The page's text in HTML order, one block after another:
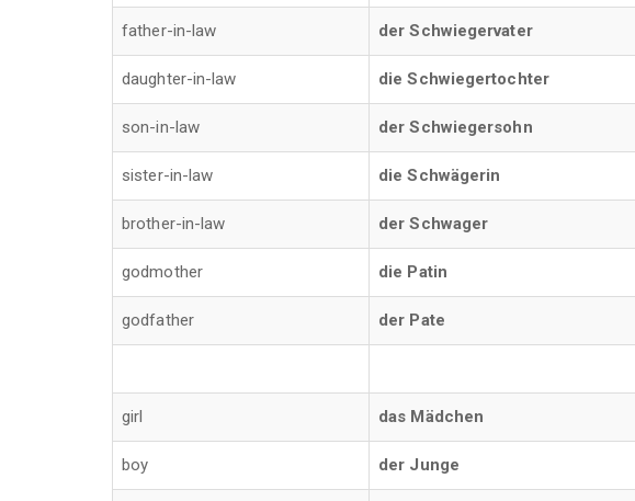
father-in-law der Schwiegervater
daughter-in-law die Schwiegertochter
son-in-law der Schwiegersohn
sister-in-law die Schwägerin
brother-in-law der Schwager
godmother die Patin
godfather der Pate
girl das Mädchen
boy der Junge